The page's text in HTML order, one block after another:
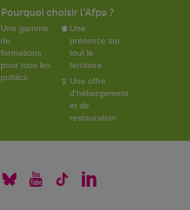
Pourquoi choisir l'Afpa ?
Une gamme
de
formations
pour tous les
publics
Une
présence sur
tout le
territoire
Une offre
d'hébergement
et de
restauration